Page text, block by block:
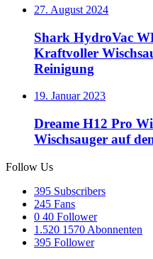
27. August 2024
Shark HydroVac
Kraftvoller
Reinigung
19. Januar 2023
Dreame H12 Pro
Wischsauger auf
Follow Us
395 Subscribers
245 Fans
0 40 Follower
1.520 1570 Abonnenten
395 Follower